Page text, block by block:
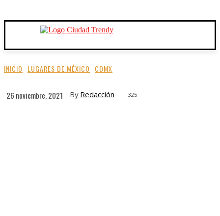
INICIO LUGARES DE MÉXICO CDMX
26 noviembre, 2021 By Redacción 325